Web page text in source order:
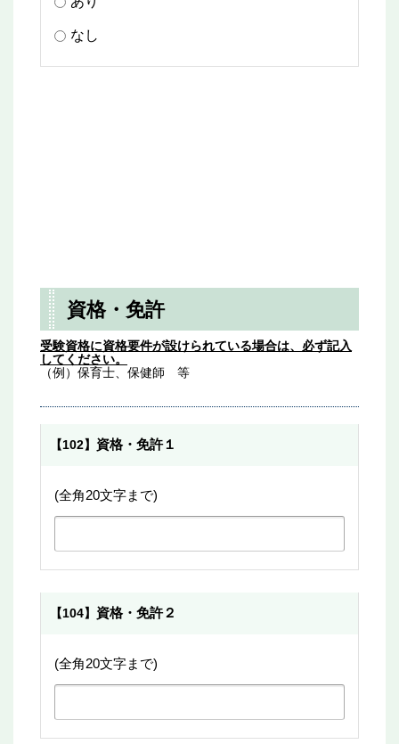
なし
資格・免許
受験資格に資格要件が設けられている場合は、必ず記入
してください。
（例）保育士、保健師 等
【102】 資格・免許１
(全角20文字まで)
【104】 資格・免許２
(全角20文字まで)